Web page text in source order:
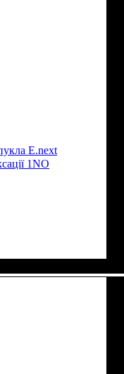
E.next
1NO